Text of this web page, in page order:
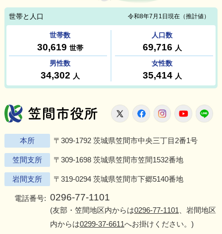
笠間市役所
X FacebookInstagram
本所 〒309-1792 茨城県笠間市中央三丁目2番1号
笠間支所 〒309-1698 茨城県笠間市笠間1532番地
岩間支所 〒319-0294 茨城県笠間市下郷5140番地
電話番号: 0296-77-1101
(友部・笠間地区内からは0296-77-1101 、岩間地区
内からは0299-37-6611へお掛けください。)